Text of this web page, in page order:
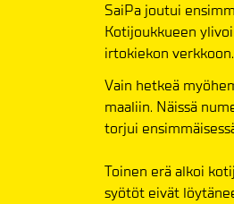
SaiPa joutui
Kotijoukkueen
irtokiekon verkkoon.
Vain hetkeä
maaliin. Näissä
torjui
Toinen erä alkoi
syötöt eivät